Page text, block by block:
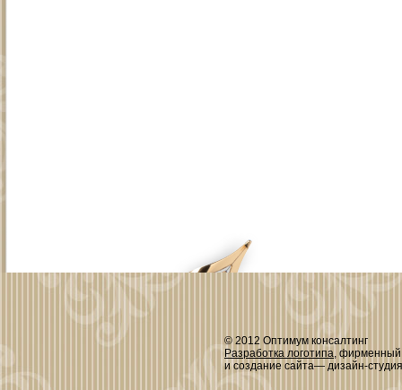
© 2012 Оптимум консалтинг
Разработка логотипа , фирменный
и создание сайта— дизайн-